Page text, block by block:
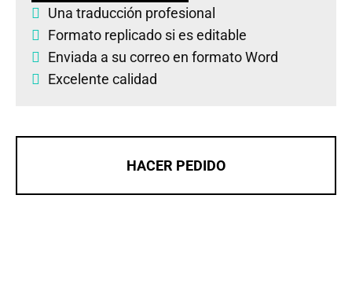
Una traducción profesional
Formato replicado si es editable
Enviada a su correo en formato Word
Excelente calidad
HACER PEDIDO